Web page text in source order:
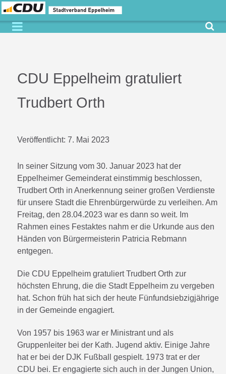
CDU Eppelheim gratuliert
Trudbert Orth
Veröffentlicht: 7. Mai 2023
In seiner Sitzung vom 30. Januar 2023 hat der
Eppelheimer Gemeinderat einstimmig beschlossen,
Trudbert Orth in Anerkennung seiner großen Verdienste
für unsere Stadt die Ehrenbürgerwürde zu verleihen. Am
Freitag, den 28.04.2023 war es dann so weit. Im
Rahmen eines Festaktes nahm er die Urkunde aus den
Händen von Bürgermeisterin Patricia Rebmann
entgegen.
Die CDU Eppelheim gratuliert Trudbert Orth zur
höchsten Ehrung, die die Stadt Eppelheim zu vergeben
hat. Schon früh hat sich der heute Fünfundsiebzigjährige
in der Gemeinde engagiert.
Von 1957 bis 1963 war er Ministrant und als
Gruppenleiter bei der Kath. Jugend aktiv. Einige Jahre
hat er bei der DJK Fußball gespielt. 1973 trat er der
CDU bei. Er engagierte sich auch in der Jungen Union,